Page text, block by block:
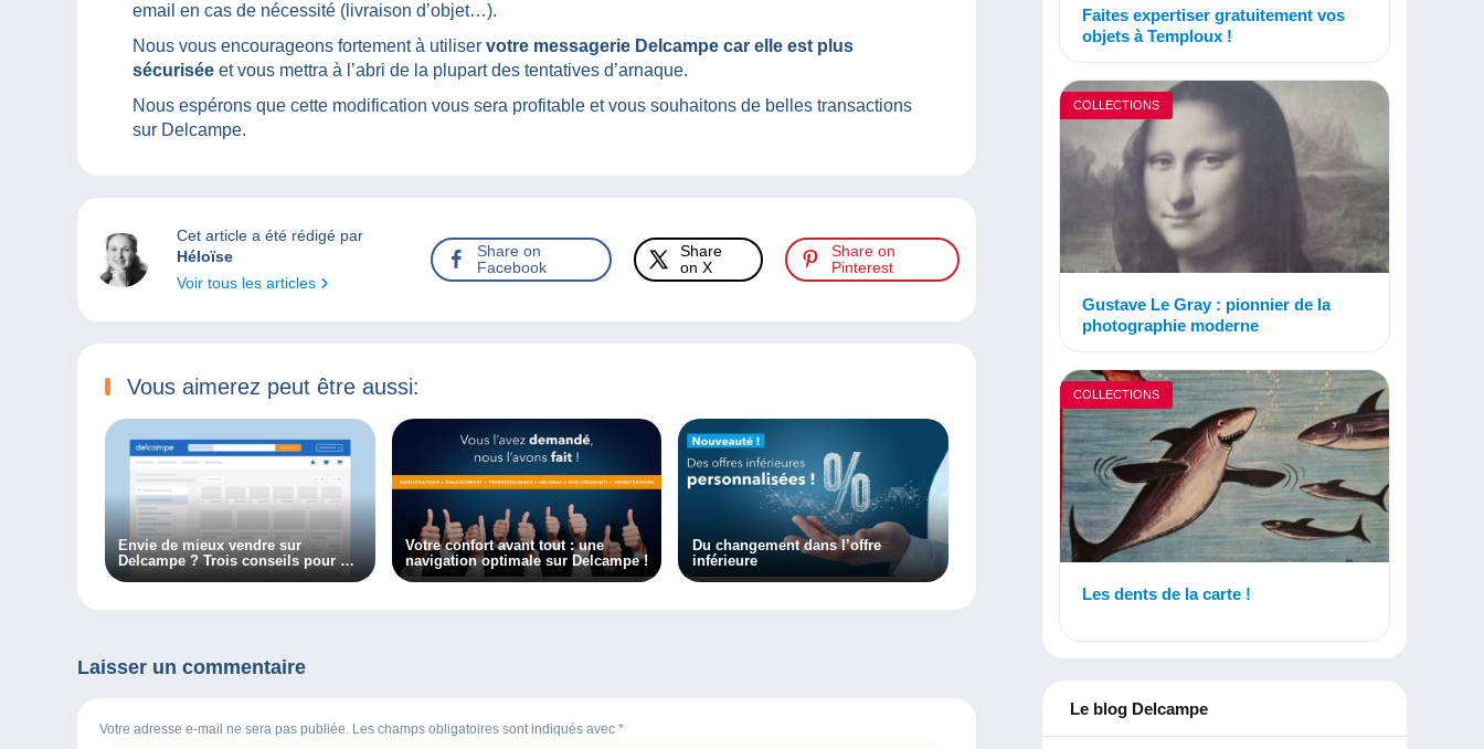
email en cas de nécessité (livraison d’objet…).
Nous vous encourageons fortement à utiliser votre messagerie Delcampe car elle est plus
sécurisée et vous mettra à l’abri de la plupart des tentatives d’arnaque.
Nous espérons que cette modification vous sera profitable et vous souhaitons de belles transactions
sur Delcampe.
Cet article a été rédigé par
Héloïse
Voir tous les articles
Share on
Facebook
Share
on X
Share on
Pinterest
Vous aimerez peut être aussi:
Envie de mieux vendre sur
Delcampe ? Trois conseils pour y
arriver !
Votre confort avant tout : une
navigation optimale sur Delcampe !
Du changement dans l’offre
inférieure
Laisser un commentaire
Votre adresse e-mail ne sera pas publiée. Les champs obligatoires sont indiqués avec *
Faites expertiser gratuitement vos
objets à Temploux !
COLLECTIONS
Gustave Le Gray : pionnier de la
photographie moderne
COLLECTIONS
Les dents de la carte !
Le blog Delcampe